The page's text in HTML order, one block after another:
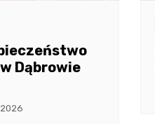
Dąbrowie